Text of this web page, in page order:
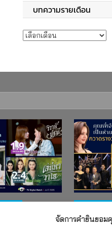
จัดการคำยินยอม
บทความรายเดือน
บทความรายเดือน
รางวัล